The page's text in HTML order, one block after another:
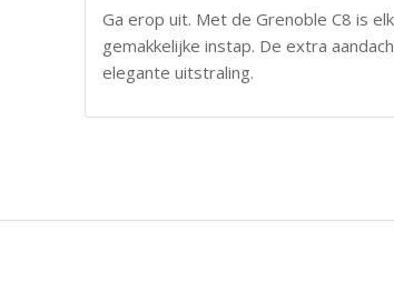
Ga erop uit. Met de Grenoble C8 is
gemakkelijke instap. De extra
elegante uitstraling.